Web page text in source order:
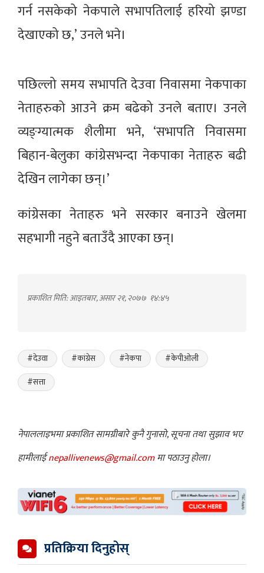
गर्न नसकेको नेकपाले सभापतिलाई हरियो झण्डा
देखाएको छ,’ उनले भने।
पछिल्लो समय सभापति देउवा निवासमा नेकपाका
नेताहरुको आउने क्रम बढेको उनले बताए। उनले
व्यङ्ग्यात्मक शैलीमा भने, ‘सभापति निवासमा
बिहान-बेलुका कांग्रेसभन्दा नेकपाका नेताहरु बढी
देखिन लागेका छन्।’
कांग्रेसका नेताहरु भने सरकार बनाउने खेलमा
सहभागी नहुने बताउँदै आएका छन्।
प्रकाशित मिति: आइतबार, असार २१, २०७७ १४:४५
#देउवा #कांग्रेस #नेकपा
#केपीओली
#सत्ता
नेपाललाइभमा प्रकाशित सामग्रीबारे कुनै गुनासो, सूचना तथा सुझाव भए
हामीलाईnepallivenews@gmail.comमा पठाउनु होला।
प्रतिक्रिया दिनुहोस्